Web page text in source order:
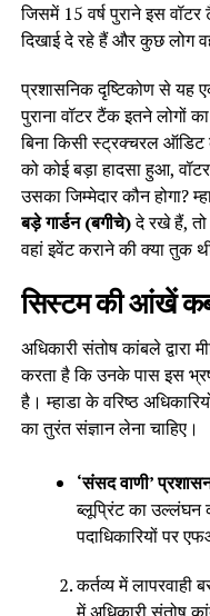
जिसमें 15 वर्ष पुराने इस
दिखाई दे रहे हैं और कुछ लोग
प्रशासनिक दृष्टिकोण से यह
पुराना वॉटर टैंक इतने लोगों
बिना किसी स्ट्रक्चरल
को कोई बड़ा हादसा हुआ,
उसका जिम्मेदार कौन होगा?
बड़े गार्डन (बगीचे)दे रखे हैं, तो
वहां इवेंट कराने की क्या तुक
सिस्टम की आंखें
अधिकारी संतोष कांबले द्वारा
करता है कि उनके पास इस
है। म्हाडा के वरिष्ठ
का तुरंत संज्ञान लेना चाहिए।
‘संसद वाणी’
ब्लूप्रिंट का उल्लंघन
पदाधिकारियों पर
कर्तव्य में